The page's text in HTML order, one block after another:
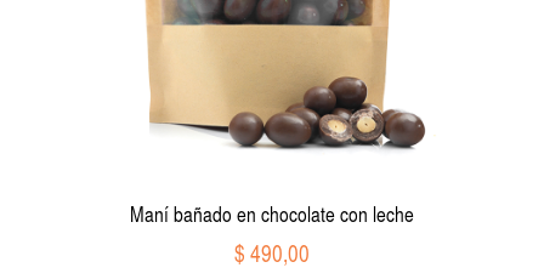
Maní bañado en chocolate con leche
$ 490,00